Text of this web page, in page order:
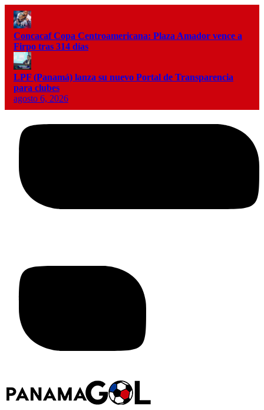
Concacaf Copa Centroamericana: Plaza Amador vence a
Firpo tras 314 días
LPF (Panamá) lanza su nuevo Portal de Transparencia
para clubes
agosto 6, 2026